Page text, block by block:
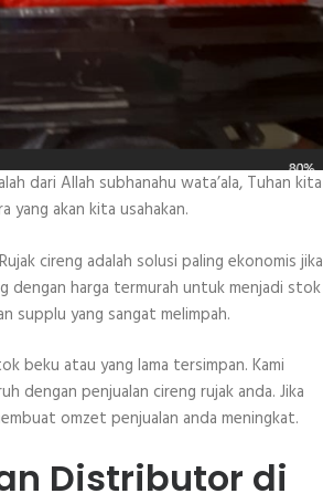
dari Allah subhanahu wata’ala, Tuhan kita
yang akan kita usahakan.
cireng adalah solusi paling ekonomis jika
dengan harga termurah untuk menjadi stok
supplu yang sangat melimpah.
beku atau yang lama tersimpan. Kami
dengan penjualan cireng rujak anda. Jika
omzet penjualan anda meningkat.
Distributor di